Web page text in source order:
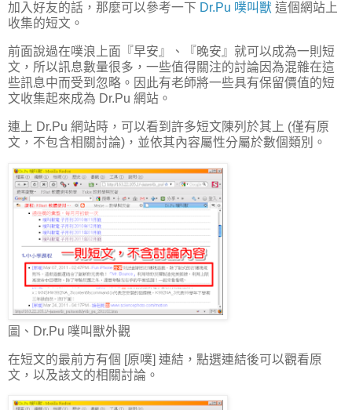
加入好友的話，那麼可以參考一下 Dr.Pu 噗叫獸 這個網站上
收集的短文。
前面說過在噗浪上面『早安』、『晚安』就可以成為一則短
文，所以訊息數量很多，一些值得關注的討論因為混雜在這
些訊息中而受到忽略。因此有老師將一些具有保留價值的短
文收集起來成為 Dr.Pu 網站。
連上 Dr.Pu 網站時，可以看到許多短文陳列於其上 (僅有原
文，不包含相關討論)，並依其內容屬性分屬於數個類別。
圖、Dr.Pu 噗叫獸外觀
在短文的最前方有個 [原噗] 連結，點選連結後可以觀看原
文，以及該文的相關討論。